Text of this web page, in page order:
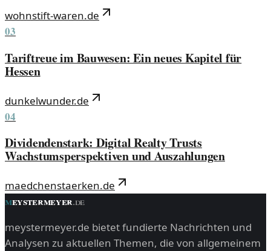
wohnstift-waren.de
03
Tariftreue im Bauwesen: Ein neues Kapitel für
Hessen
dunkelwunder.de
04
Dividendenstark: Digital Realty Trusts
Wachstumsperspektiven und Auszahlungen
maedchenstaerken.de
meystermeyer.de
meystermeyer.de bietet fundierte Nachrichten und
Analysen zu aktuellen Themen, die von allgemeinem